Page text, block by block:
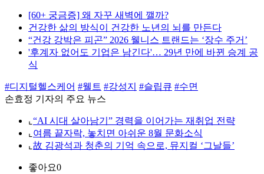
[60+ 궁금증] 왜 자꾸 새벽에 깰까?
건강한 삶의 방식이 건강한 노년의 뇌를 만든다
“건강 강박은 피곤” 2026 웰니스 트랜드는 ‘장수 주거’
'후계자 없어도 기업은 남긴다'… 29년 만에 바뀐 승계 공
식
#디지털헬스케어 #웰트 #강성지 #슬립큐 #수면
손효정 기자의 주요 뉴스
⌞ “AI 시대 살아남기” 경력을 이어가는 재취업 전략
⌞ 여름 끝자락, 놓치면 아쉬운 8월 문화소식
⌞ 故 김광석과 청춘의 기억 속으로, 뮤지컬 ‘그날들’
좋아요0